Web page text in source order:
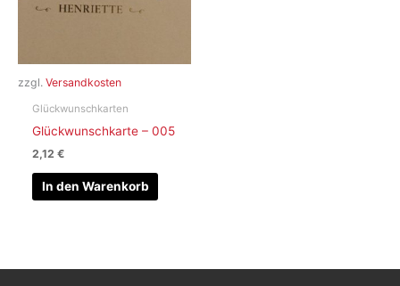
zzgl. Versandkosten
Glückwunschkarten
Glückwunschkarte – 005
2,12€
In den Warenkorb